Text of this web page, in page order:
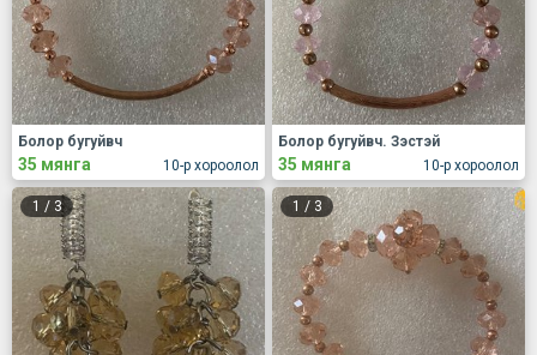
10-р хороолол
Болор бугуйвч
35 мянга 10-р хороолол
Болор бугуйвч. Зэстэй
35 мянга
1 / 3 1 / 3